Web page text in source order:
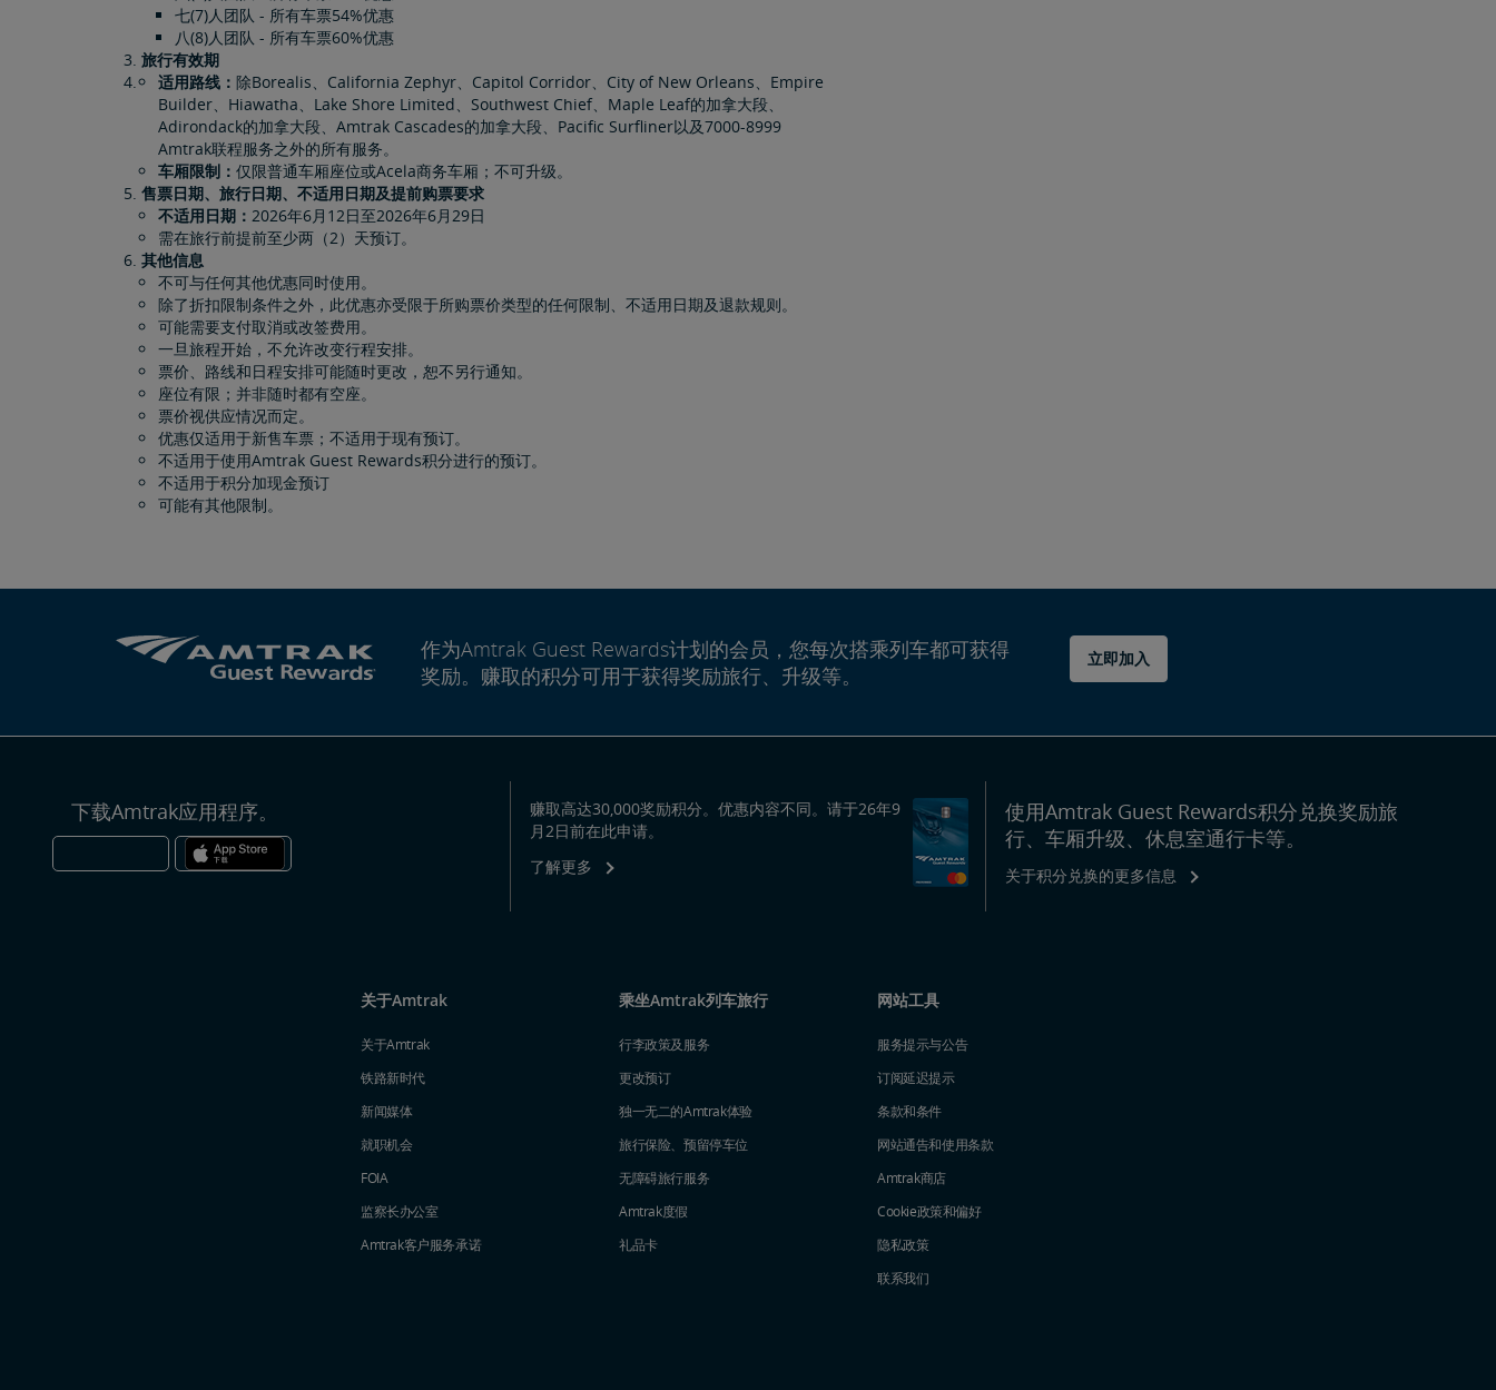
七(7)人团队 - 所有车票54%优惠
八(8)人团队 - 所有车票60%优惠
旅行有效期
适用路线： 除Borealis、California Zephyr、Capitol Corridor、City of New Orleans、Empire
Builder、Hiawatha、Lake Shore Limited、Southwest Chief、Maple Leaf的加拿大段、
Adirondack的加拿大段、Amtrak Cascades的加拿大段、Pacific Surfliner以及7000-8999
Amtrak联程服务之外的所有服务。
车厢限制： 仅限普通车厢座位或Acela商务车厢；不可升级。
售票日期、旅行日期、不适用日期及提前购票要求
不适用日期： 2026年6月12日至2026年6月29日
需在旅行前提前至少两（2）天预订。
其他信息
不可与任何其他优惠同时使用。
除了折扣限制条件之外，此优惠亦受限于所购票价类型的任何限制、不适用日期及退款规则。
可能需要支付取消或改签费用。
一旦旅程开始，不允许改变行程安排。
票价、路线和日程安排可能随时更改，恕不另行通知。
座位有限；并非随时都有空座。
票价视供应情况而定。
优惠仅适用于新售车票；不适用于现有预订。
不适用于使用Amtrak Guest Rewards积分进行的预订。
不适用于积分加现金预订
可能有其他限制。
作为Amtrak Guest Rewards计划的会员，您每次搭乘列车都可获得
奖励。赚取的积分可用于获得奖励旅行、升级等。
立即加入
下载Amtrak应用程序。
赚取高达30,000奖励积分。优惠内容不同。请于26年9
月2日前在此申请。
了解更多
使用Amtrak Guest Rewards积分兑换奖励旅
行、车厢升级、休息室通行卡等。
关于积分兑换的更多信息
关于Amtrak
关于Amtrak
铁路新时代
新闻媒体
就职机会
FOIA
监察长办公室
Amtrak​​​​​​​客户服务承诺
乘坐Amtrak列车旅行
行李政策及服务
更改预订
独一无二的Amtrak体验
旅行保险、预留停车位
无障碍旅行服务
Amtrak度假
礼品卡
网站工具
服务提示与公告
订阅延迟提示
条款和条件
网站通告和使用条款
Amtrak商店
Cookie政策和偏好
隐私政策
联系我们